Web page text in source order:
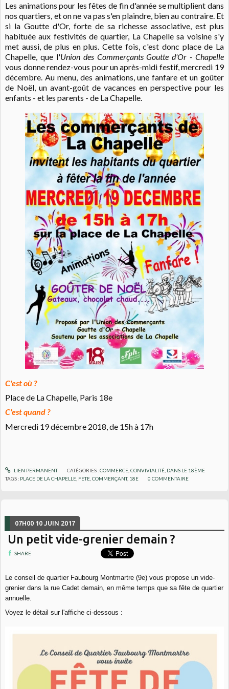
Les animations pour les fêtes de fin d'année se multiplient dans
nos quartiers, et on ne va pas s'en plaindre, bien au contraire. Et
si la Goutte d'Or, forte de sa richesse associative, est plus
habituée aux festivités de quartier, La Chapelle sa voisine s'y
met aussi, de plus en plus. Cette fois, c'est donc place de La
Chapelle, que l'Union des Commerçants Goutte d'Or - Chapelle
vous donne rendez-vous pour un après-midi festif, mercredi 19
décembre. Au menu, des animations, une fanfare et un goûter
de Noël, un avant-goût de vacances en perspective pour les
enfants - et les parents - de La Chapelle.
C'est où ?
Place de La Chapelle, Paris 18e
C'est quand ?
Mercredi 19 décembre 2018, de 15h à 17h
LIEN PERMANENT CATÉGORIES :COMMERCE, CONVIVIALITÉ, DANS LE 18ÈME
TAGS : PLACE DE LA CHAPELLE FETE ,COMMERÇANT, 18E 0 COMMENTAIRE
07H00 10 JUIN 2017
Un petit vide-grenier demain ?
SHARE
Le conseil de quartier Faubourg Montmartre (9e) vous propose un vide-
grenier dans la rue Cadet demain, en même temps que sa fête de quartier
annuelle.
Voyez le détail sur l'affiche ci-dessous :